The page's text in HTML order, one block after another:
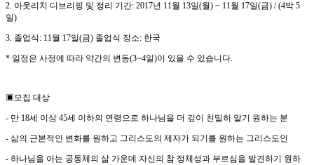
2. 아웃리치 디브리핑 및 정리 기간: 2017년 11월 13일(월) ~ 11월 17일(금) / (4박 5
일)
3. 졸업식: 11월 17일(금) 졸업식 장소: 한국
* 일정은 사정에 따라 약간의 변동(3~4일)이 있을 수 있습니다.
▣모집 대상
- 만 18세 이상 45세 이하의 연령으로 하나님을 더 깊이 친밀히 알기 원하는 분
- 삶의 근본적인 변화를 원하고 그리스도의 제자가 되기를 원하는 그리스도인
- 하나님을 아는 공동체의 삶 가운데 자신의 참 정체성과 부르심을 발견하기 원하